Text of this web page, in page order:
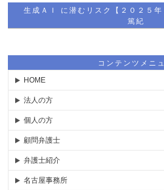
生成ＡＩ に潜むリスク【２０２５
篤紀
コンテンツメニ
HOME
法人の方
個人の方
顧問弁護士
弁護士紹介
名古屋事務所